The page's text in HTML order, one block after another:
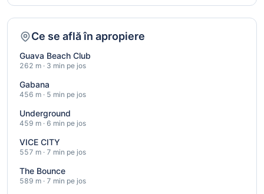
Ce se află în apropiere
Guava Beach Club
262 m · 3 min pe jos
Gabana
456 m · 5 min pe jos
Underground
459 m · 6 min pe jos
VICE CITY
557 m · 7 min pe jos
The Bounce
589 m · 7 min pe jos